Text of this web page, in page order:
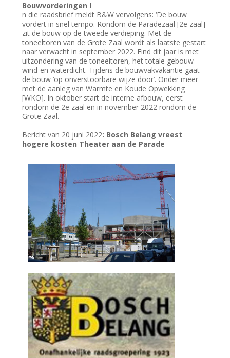
Bouwvorderingen I
n die raadsbrief meldt B&W vervolgens: ‘De bouw
vordert in snel tempo. Rondom de Paradezaal [2e zaal]
zit de bouw op de tweede verdieping. Met de
toneeltoren van de Grote Zaal wordt als laatste gestart
naar verwacht in september 2022. Eind dit jaar is met
uitzondering van de toneeltoren, het totale gebouw
wind-en waterdicht. Tijdens de bouwvakvakantie gaat
de bouw ‘op onverstoorbare wijze door’. Onder meer
met de aanleg van Warmte en Koude Opwekking
[WKO]. In oktober start de interne afbouw, eerst
rondom de 2e zaal en in november 2022 rondom de
Grote Zaal.
Bericht van 20 juni 2022: Bosch Belang vreest
hogere kosten Theater aan de Parade